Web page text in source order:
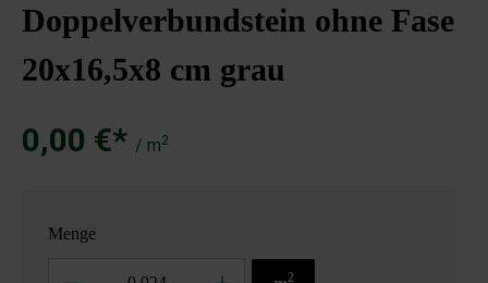
Doppelverbundstein ohne Fase
20x16,5x8 cm grau
0,00 €* / m2
Menge
2